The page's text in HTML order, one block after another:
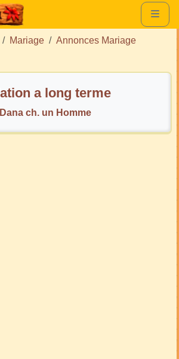
Mariage
Annonces Mariage
a long terme
Dana ch. un Homme